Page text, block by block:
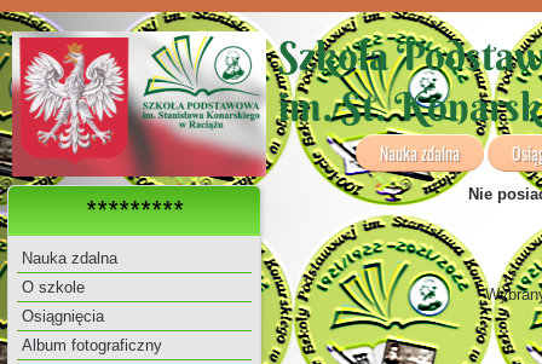
Szkoła
im. St.
Nauka zdalna
*********
Nauka zdalna
O szkole
Osiągnięcia
Album fotograficzny
Nie